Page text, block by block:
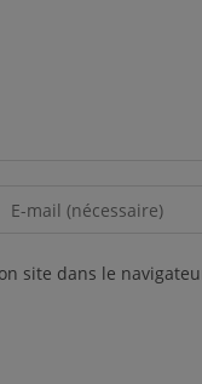
site dans le